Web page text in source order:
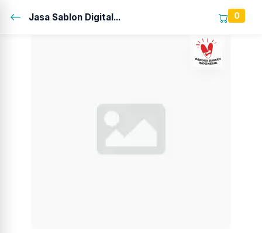
Jasa Sablon Digital... 0